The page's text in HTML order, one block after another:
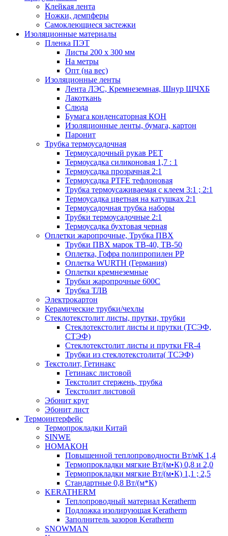
Клейкая лента
Ножки, демпферы
Самоклеющиеся застежки
Изоляционные материалы
Пленка ПЭТ
Листы 200 х 300 мм
На метры
Опт (на вес)
Изоляционные ленты
Лента ЛЭС, Кремнеземная, Шнур ШЧХБ
Лакоткань
Слюда
Бумага конденсаторная КОН
Изоляционные ленты, бумага, картон
Паронит
Трубка термоусадочная
Термоусадочный рукав PET
Термоусадка силиконовая 1,7 : 1
Термоусадка прозрачная 2:1
Термоусадка PTFE тефлоновая
Трубка термоусаживаемая с клеем 3:1 ; 2:1
Термоусадка цветная на катушках 2:1
Термоусадочная трубка наборы
Трубки термоусадочные 2:1
Термоусадка бухтовая черная
Оплетки жаропрочные, Трубка ПВХ
Трубки ПВХ марок ТВ-40, ТВ-50
Оплетка, Гофра полипропилен PP
Оплетка WURTH (Германия)
Оплетки кремнеземные
Трубки жаропрочные 600С
Трубка ТЛВ
Электрокартон
Керамические трубки/чехлы
Cтеклотекстолит листы, прутки, трубки
Стеклотекстолит листы и прутки (ТСЭФ,
СТЭФ)
Стеклотекстолит листы и прутки FR-4
Трубки из стеклотекстолита( ТСЭФ)
Текстолит, Гетинакс
Гетинакс листовой
Текстолит стержень, трубка
Текстолит листовой
Эбонит круг
Эбонит лист
Термоинтерфейс
Термопрокладки Китай
SINWE
НОМАКОН
Повышенной теплопроводности Вт/мК 1,4
Термопрокладки мягкие Вт/(м•К) 0,8 и 2,0
Термопрокладки мягкие Вт/(м•К) 1,1 ; 2,5
Стандартные 0,8 Вт/(м*К)
KERATHERM
Теплопроводный материал Keratherm
Подложка изолирующая Keratherm
Заполнитель зазоров Keratherm
SNOWMAN